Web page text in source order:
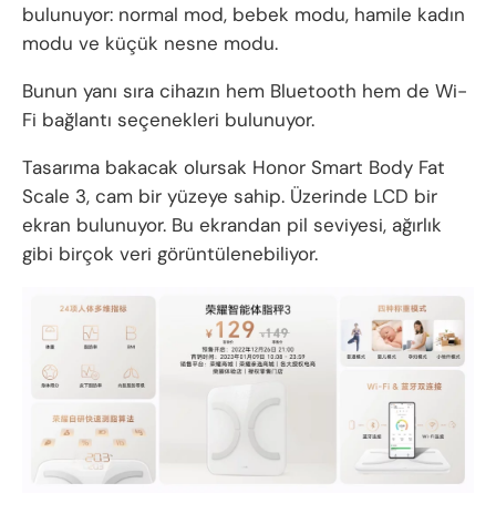
bulunuyor: normal mod, bebek modu, hamile kadın
modu ve küçük nesne modu.
Bunun yanı sıra cihazın hem Bluetooth hem de Wi-
Fi bağlantı seçenekleri bulunuyor.
Tasarıma bakacak olursak Honor Smart Body Fat
Scale 3, cam bir yüzeye sahip. Üzerinde LCD bir
ekran bulunuyor. Bu ekrandan pil seviyesi, ağırlık
gibi birçok veri görüntülenebiliyor.